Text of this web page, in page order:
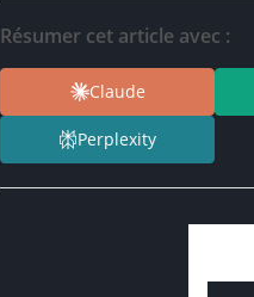
Résumer cet article avec :
Claude
Perplexity